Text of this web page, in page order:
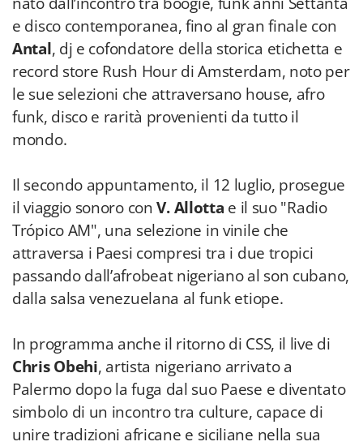
e disco contemporanea, fino al gran finale con
Antal, dj e cofondatore della storica etichetta e
record store Rush Hour di Amsterdam, noto per
le sue selezioni che attraversano house, afro
funk, disco e rarità provenienti da tutto il
mondo.
Il secondo appuntamento, il 12 luglio, prosegue
il viaggio sonoro conV. Allotta e il suo "Radio
Trópico AM", una selezione in vinile che
attraversa i Paesi compresi tra i due tropici
passando dall’afrobeat nigeriano al son cubano,
dalla salsa venezuelana al funk etiope.
In programma anche il ritorno di CSS, il live di
Chris Obehi, artista nigeriano arrivato a
Palermo dopo la fuga dal suo Paese e diventato
simbolo di un incontro tra culture, capace di
unire tradizioni africane e siciliane nella sua